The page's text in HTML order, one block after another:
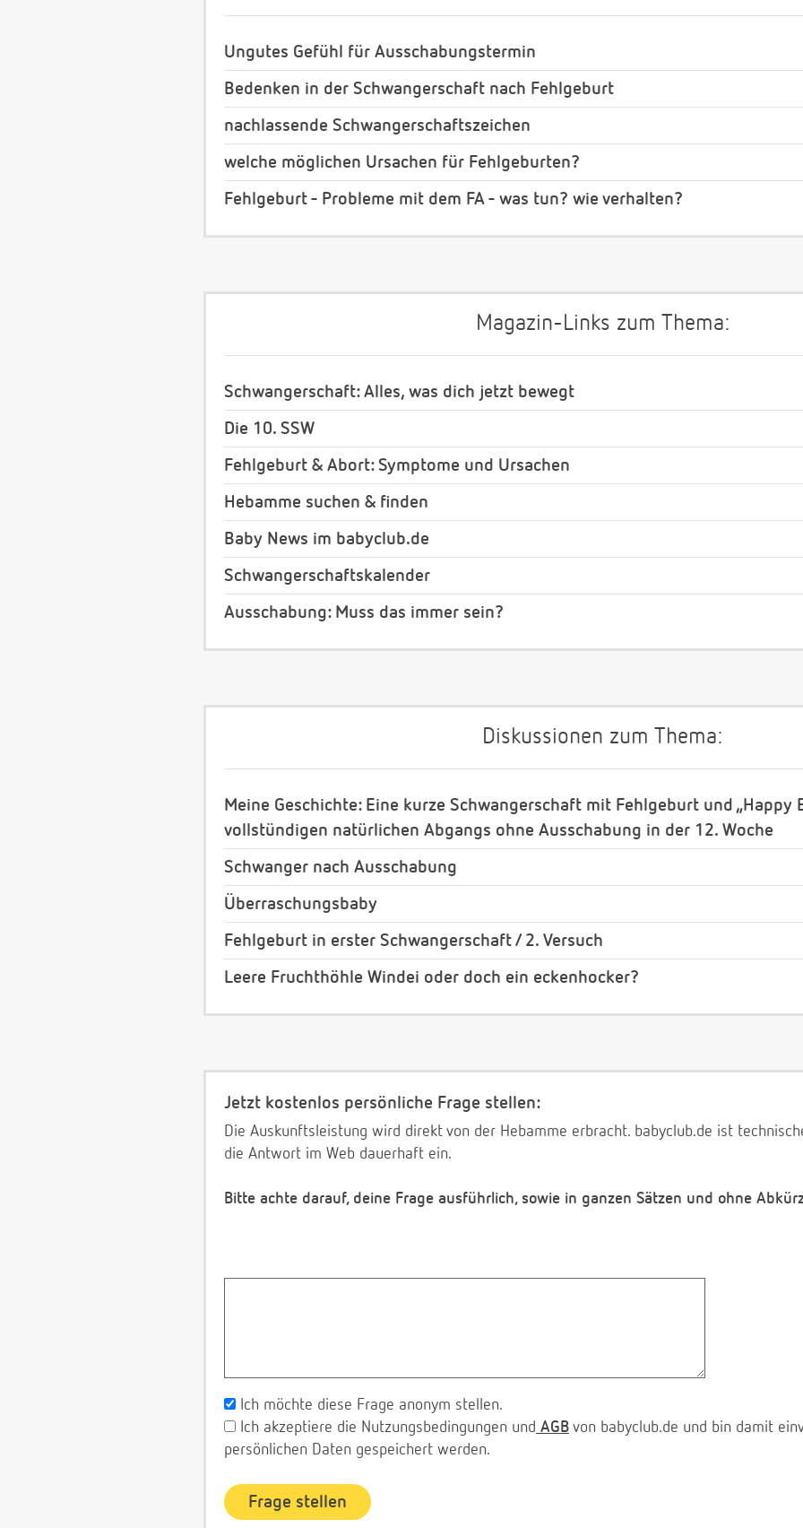
Ungutes Gefühl für Ausschabungstermin
Bedenken in der Schwangerschaft nach Fehlgeburt
nachlassende Schwangerschaftszeichen
welche möglichen Ursachen für Fehlgeburten?
Fehlgeburt - Probleme mit dem FA - was tun? wie verhalten?
Magazin-Links zum Thema:
Schwangerschaft: Alles, was dich jetzt bewegt
Die 10. SSW
Fehlgeburt & Abort: Symptome und Ursachen
Hebamme suchen & finden
Baby News im babyclub.de
Schwangerschaftskalender
Ausschabung: Muss das immer sein?
Diskussionen zum Thema:
Meine Geschichte: Eine kurze Schwangerschaft mit Fehlgeburt und „Happy
vollstündigen natürlichen Abgangs ohne Ausschabung in der 12. Woche
Schwanger nach Ausschabung
Überraschungsbaby
Fehlgeburt in erster Schwangerschaft / 2. Versuch
Leere Fruchthöhle Windei oder doch ein eckenhocker?
Jetzt kostenlos persönliche Frage stellen:
Die Auskunftsleistung wird direkt von der Hebamme erbracht. babyclub.de ist
die Antwort im Web dauerhaft ein.
Bitte achte darauf, deine Frage ausführlich, sowie in ganzen Sätzen und ohne
Ich möchte diese Frage anonym stellen.
Ich akzeptiere die Nutzungsbedingungen und AGB von babyclub.de und bin damit
persönlichen Daten gespeichert werden.